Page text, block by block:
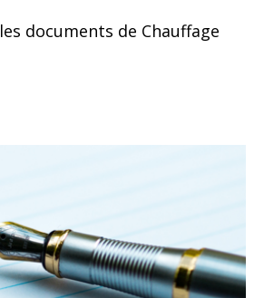
documents de Chauffage